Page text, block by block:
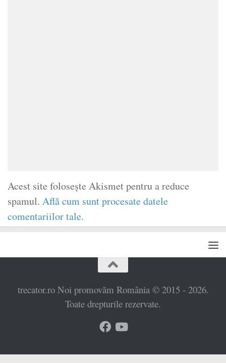
Acest site folosește Akismet pentru a reduce
spamul. Află cum sunt procesate datele
comentariilor tale.
trecator.ro Noi promovăm România © 2015 - 2026.
Toate drepturile rezervate.